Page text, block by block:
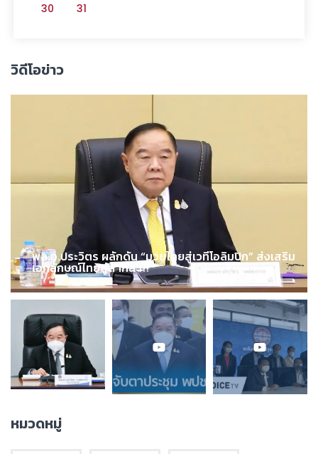
30 31
วิดีโอข่าว
พล.อ.ประวิตร ผลักดัน “มวยไทยสู่เวทีโอลิมปิก” ส่งเสริม
เอกลักษณ์ไทยสู่สากล !!!
หมวดหมู่